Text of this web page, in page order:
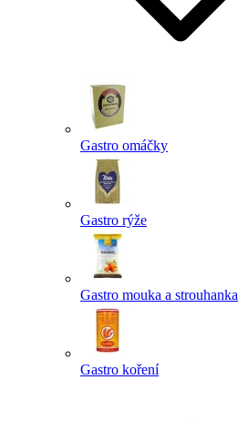
Gastro omáčky
Gastro rýže
Gastro mouka a strouhanka
Gastro koření